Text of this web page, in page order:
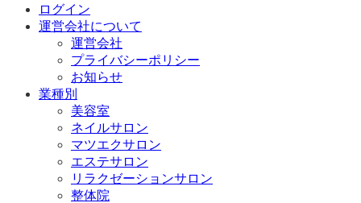
ログイン
運営会社について
運営会社
プライバシーポリシー
お知らせ
業種別
美容室
ネイルサロン
マツエクサロン
エステサロン
リラクゼーションサロン
整体院